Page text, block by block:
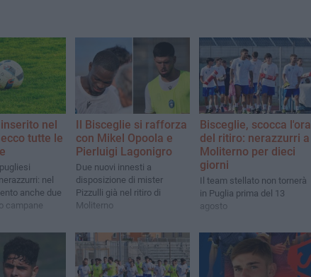
nel
tutte le
nel
anche due
campane
Il Bisceglie si rafforza
con Mikel Opoola e
Pierluigi Lagonigro
Due nuovi innesti a
disposizione di mister
Pizzulli già nel ritiro di
Moliterno
Bisceglie, scocca l'ora
del ritiro: nerazzurri a
Moliterno per dieci
giorni
Il team stellato non tornerà
in Puglia prima del 13
agosto